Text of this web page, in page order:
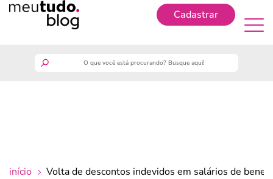
Cadastrar
início Volta de descontos indevidos em salários de